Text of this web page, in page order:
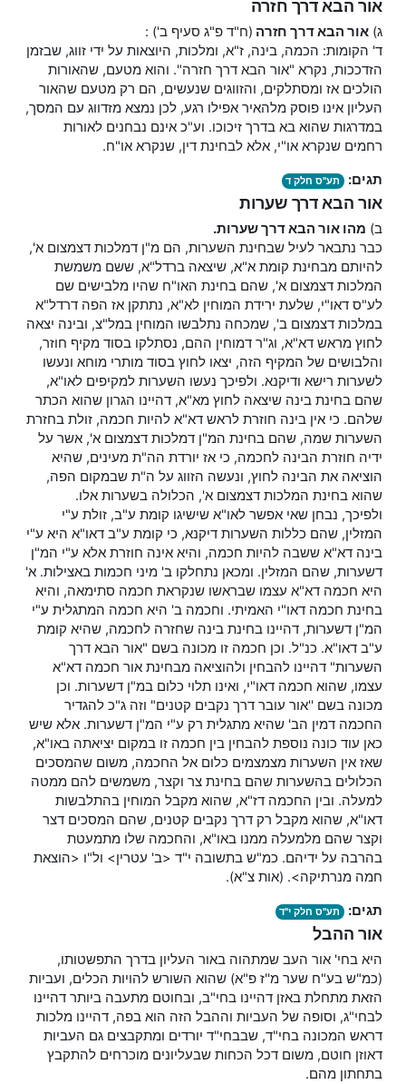
אור הבא דרך חזרה
ג)אור הבא דרך חזרה (ח"ד פ"ג סעיף ב') :
ד' הקומות: הכמה, בינה, ז"א, ומלכות, היוצאות על ידי זווג, שבזמן
הזדככות, נקרא "אור הבא דרך חזרה". והוא מטעם, שהאורות
הולכים אז ומסתלקים, והזווגים שנעשים, הם רק מטעם שהאור
העליון אינו פוסק מלהאיר אפילו רגע, לכן נמצא מזדווג עם המסך,
במדרגות שהוא בא בדרך זיכוכו. וע"כ אינם נבחנים לאורות
רחמים שנקרא או"י, אלא לבחינת דין, שנקרא או"ח.
תגים: תע"ס חלק ד
אור הבא דרך שערות
ב) מהו אור הבא דרך שערות.
כבר נתבאר לעיל שבחינת השערות, הם מ"ן דמלכות דצמצום א',
להיותם מבחינת קומת א"א, שיצאה ברדל"א, ששם משמשת
המלכות דצמצום א', שהם בחינת האו"ח שהיו מלבישים שם
לע"ס דאו"י, שלעת ירידת המוחין לא"א, נתתקן אז הפה דרדל"א
במלכות דצמצום ב', שמכחה נתלבשו המוחין במל"צ, ובינה יצאה
לחוץ מראש דא"א, וג"ר דמוחין ההם, נסתלקו בסוד מקיף חוזר,
והלבושים של המקיף הזה, יצאו לחוץ בסוד מותרי מוחא ונעשו
לשערות רישא ודיקנא. ולפיכך נעשו השערות למקיפים לאו"א,
שהם בחינת בינה שיצאה לחוץ מא"א, דהיינו הגרון שהוא הכתר
שלהם. כי אין בינה חוזרת לראש דא"א להיות חכמה, זולת בחזרת
השערות שמה, שהם בחינת המ"ן דמלכות דצמצום א', אשר על
ידיה חוזרת הבינה לחכמה, כי אז יורדת הה"ת מעינים, שהיא
הוציאה את הבינה לחוץ, ונעשה הזווג על ה"ת שבמקום הפה,
שהוא בחינת המלכות דצמצום א', הכלולה בשערות אלו.
ולפיכך, נבחן שאי אפשר לאו"א שישיגו קומת ע"ב, זולת ע"י
המזלין, שהם כללות השערות דיקנא, כי קומת ע"ב דאו"א היא ע"י
בינה דא"א ששבה להיות חכמה, והיא אינה חוזרת אלא ע"י המ"ן
דשערות, שהם המזלין. ומכאן נתחלקו ב' מיני חכמות באצילות. א'
היא חכמה דא"א עצמו שבראשו שנקראת חכמה סתימאה, והיא
בחינת חכמה דאו"י האמיתי. וחכמה ב' היא חכמה המתגלית ע"י
המ"ן דשערות, דהיינו בחינת בינה שחזרה לחכמה, שהיא קומת
ע"ב דאו"א. כנ"ל. וכן חכמה זו מכונה בשם "אור הבא דרך
השערות" דהיינו להבחין ולהוציאה מבחינת אור חכמה דא"א
עצמו, שהוא חכמה דאו"י, ואינו תלוי כלום במ"ן דשערות. וכן
מכונה בשם ''אור עובר דרך נקבים קטנים" וזה ג"כ להגדיר
החכמה דמין הב' שהיא מתגלית רק ע"י המ"ן דשערות. אלא שיש
כאן עוד כונה נוספת להבחין בין חכמה זו במקום יציאתה באו"א,
שאז אין השערות מצמצמים כלום אל החכמה, משום שהמסכים
הכלולים בהשערות שהם בחינת צר וקצר, משמשים להם ממטה
למעלה. ובין החכמה דז"א, שהוא מקבל המוחין בהתלבשות
דאו"א, שהוא מקבל רק דרך נקבים קטנים, שהם המסכים דצר
וקצר שהם מלמעלה ממנו באו"א, והחכמה שלו מתמעטת
בהרבה על ידיהם. כמ"ש בתשובה י"ד <ב' עטרין> ול"ו <הוצאת
חמה מנרתיקה>. (אות צ"א).
תגים: תע"ס חלק י"ד
אור ההבל
היא בחי' אור העב שמתהוה באור העליון בדרך התפשטותו,
(כמ"ש בע"ח שער מ''ז פ"א) שהוא השורש להויות הכלים, ועביות
הזאת מתחלת באזן דהיינו בחי"ב, ובחוטם מתעבה ביותר דהיינו
לבחי"ג, וסופה של העביות וההבל הזה הוא בפה, דהיינו מלכות
דראש המכונה בחי"ד, שבבחי"ד יורדים ומתקבצים גם העביות
דאוזן חוטם, משום דכל הכחות שבעליונים מוכרחים להתקבץ
בתחתון מהם.